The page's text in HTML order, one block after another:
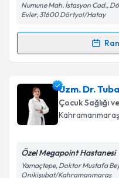
Kişisel
Metni
'ni
kapsamda
Numune Mah. İstasyon Cad.,
Evler, 31600 Dörtyol/Hatay
Randevu
Ass. Dr. Elif Afat
Size bu uzmandan
hazırlandığında e-
Uzm. Dr.
Çocuk Sağlığı
Kahramanmaraş
Özel Megapoint Hastanesi
Yamaçtepe, Doktor Mustafa
Onikişubat/Kahramanmaraş